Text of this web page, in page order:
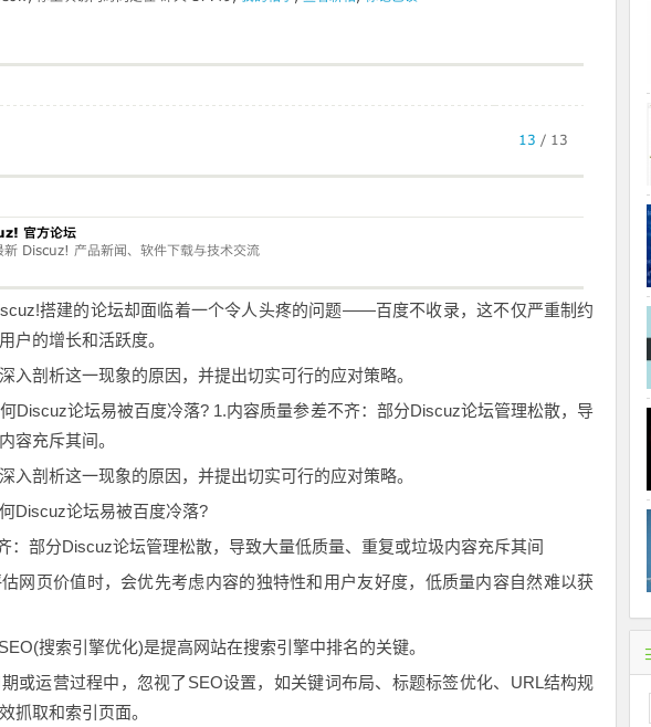
搭建的论坛却面临着一个令人头疼的问题——百度不收录，这不仅严重制约
户的增长和活跃度。
剖析这一现象的原因，并提出切实可行的应对策略。
论坛易被百度冷落? 1.内容质量参差不齐：部分Discuz论坛管理松散，导
容充斥其间。
剖析这一现象的原因，并提出切实可行的应对策略。
论坛易被百度冷落?
部分Discuz论坛管理松散，导致大量低质量、重复或垃圾内容充斥其间
页价值时，会优先考虑内容的独特性和用户友好度，低质量内容自然难以获
搜索引擎优化)是提高网站在搜索引擎中排名的关键。
运营过程中，忽视了SEO设置，如关键词布局、标题标签优化、URL结构规
抓取和索引页面。